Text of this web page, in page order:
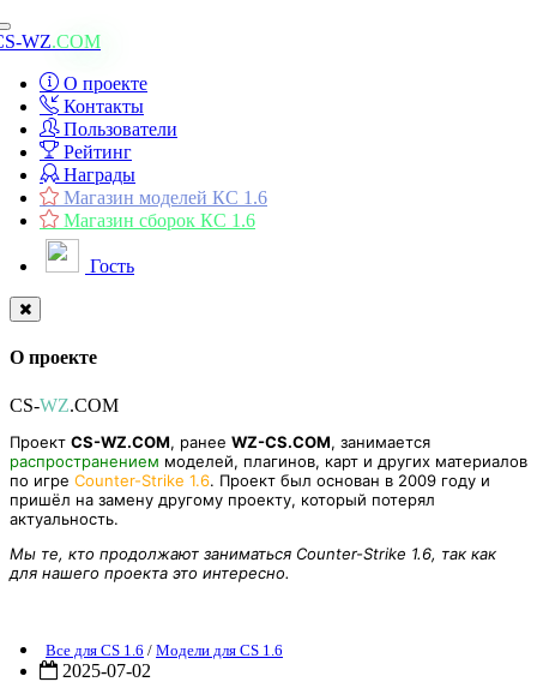
Toggle
navigation
WZ.COM
О проекте
Контакты
Пользователи
Рейтинг
Награды
Магазин моделей КС 1.6
Магазин сборок КС 1.6
Гость
О проекте
CS-WZ.COM
Проект CS-WZ.COM, ранее WZ-CS.COM, занимается
распространением моделей, плагинов, карт и других материалов
по игре Counter-Strike 1.6. Проект был основан в 2009 году и
пришёл на замену другому проекту, который потерял
актуальность.
Мы те, кто продолжают заниматься Counter-Strike 1.6, так как
для нашего проекта это интересно.
Все для CS 1.6 / Модели для CS 1.6
2025-07-02